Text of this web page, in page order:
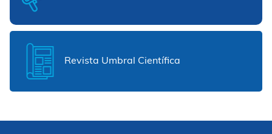
Revista Umbral Científica